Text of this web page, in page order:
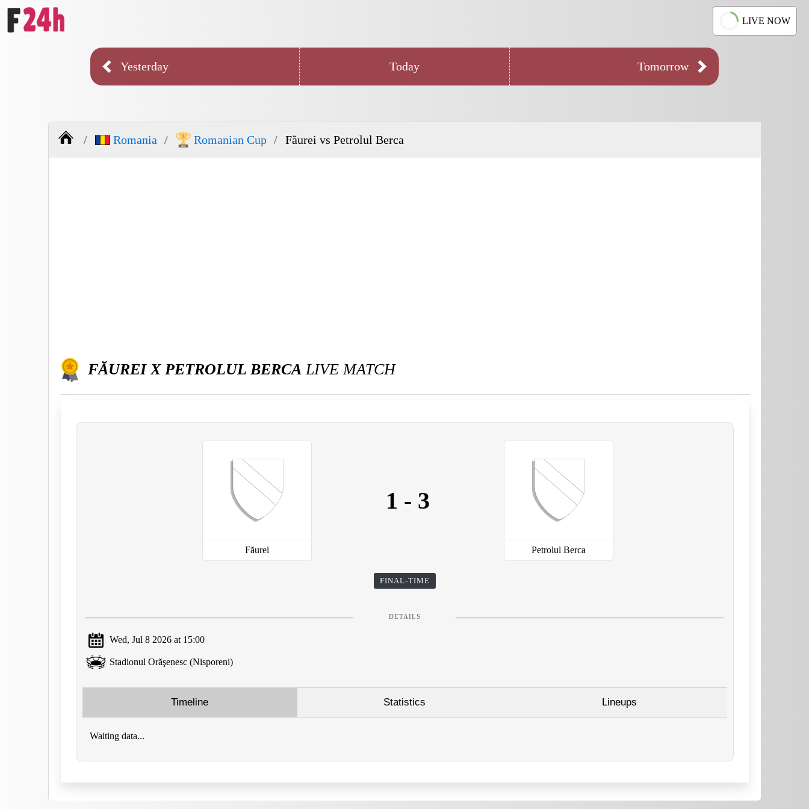
LIVE NOW
Yesterday Today Tomorrow
Romania Romanian Cup Făurei vs Petrolul Berca
FĂUREI X PETROLUL BERCA LIVE MATCH
Făurei
1 - 3
Petrolul Berca
FINAL-TIME
DETAILS
Wed, Jul 8 2026 at 15:00
Stadionul Orăşenesc (Nisporeni)
Timeline Statistics Lineups
Waiting data...